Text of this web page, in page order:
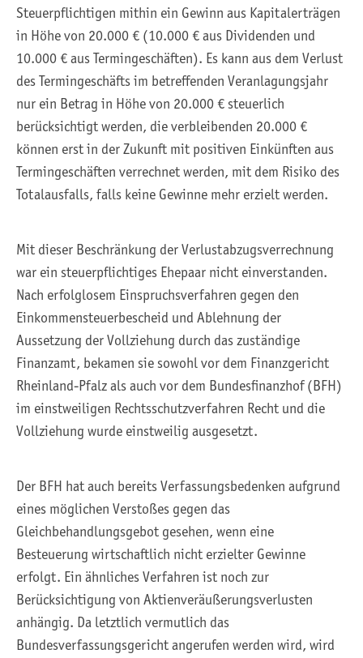
Steuerpflichtigen mithin ein Gewinn aus Kapitalerträgen
in Höhe von 20.000 € (10.000 € aus Dividenden und
10.000 € aus Termingeschäften). Es kann aus dem Verlust
des Termingeschäfts im betreffenden Veranlagungsjahr
nur ein Betrag in Höhe von 20.000 € steuerlich
berücksichtigt werden, die verbleibenden 20.000 €
können erst in der Zukunft mit positiven Einkünften aus
Termingeschäften verrechnet werden, mit dem Risiko des
Totalausfalls, falls keine Gewinne mehr erzielt werden.
Mit dieser Beschränkung der Verlustabzugsverrechnung
war ein steuerpflichtiges Ehepaar nicht einverstanden.
Nach erfolglosem Einspruchsverfahren gegen den
Einkommensteuerbescheid und Ablehnung der
Aussetzung der Vollziehung durch das zuständige
Finanzamt, bekamen sie sowohl vor dem Finanzgericht
Rheinland-Pfalz als auch vor dem Bundesfinanzhof (BFH)
im einstweiligen Rechtsschutzverfahren Recht und die
Vollziehung wurde einstweilig ausgesetzt.
Der BFH hat auch bereits Verfassungsbedenken aufgrund
eines möglichen Verstoßes gegen das
Gleichbehandlungsgebot gesehen, wenn eine
Besteuerung wirtschaftlich nicht erzielter Gewinne
erfolgt. Ein ähnliches Verfahren ist noch zur
Berücksichtigung von Aktienveräußerungsverlusten
anhängig. Da letztlich vermutlich das
Bundesverfassungsgericht angerufen werden wird, wird